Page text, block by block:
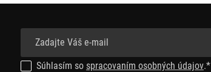
Súhlasím so spracovaním osobných údajov.*